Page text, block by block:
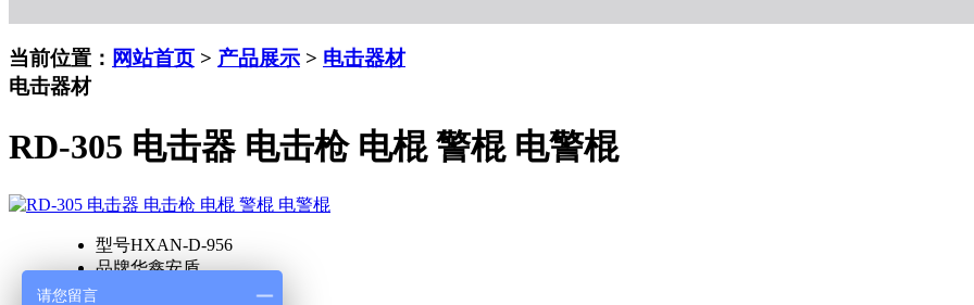
当前位置： 网站首页 > 产品展示 > 电击器材
电击器材
RD-305 电击器 电击枪 电棍 警棍 电警棍
型号HXAN-D-956
品牌华鑫安盾
价格
请您留言